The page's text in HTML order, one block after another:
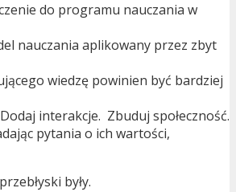
do programu nauczania w
nauczania aplikowany przez zbyt
wiedzę powinien być bardziej
interakcje. Zbuduj społeczność.
pytania o ich wartości,
były.